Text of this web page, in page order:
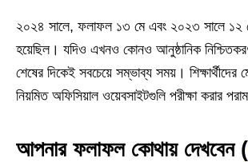
২০২৪ সালে, ফলাফল ১৩ মে এবং ২০২৩ সালে ১২
হয়েছিল। যদিও এখনও কোনও আনুষ্ঠানিক
শেষের দিকেই সবচেয়ে সম্ভাব্য সময়। শিক্ষার্থীদের
নিয়মিত অফিসিয়াল ওয়েবসাইটগুলি পরীক্ষা করার
আপনার ফলাফল কোথায় দেখবেন (